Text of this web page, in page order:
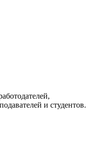
и студентов.